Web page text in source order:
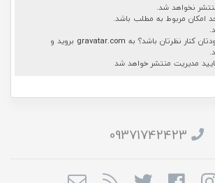
نخواهد شد.
امکان مربوط به مطلب باشد.
کنار نظرتان باشد؟ به gravatar.com بروید و
مدیریت منتشر خواهد شد
09371742423